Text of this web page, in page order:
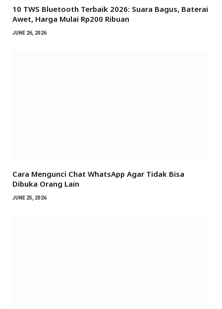
10 TWS Bluetooth Terbaik 2026: Suara Bagus, Baterai
Awet, Harga Mulai Rp200 Ribuan
JUNE 26, 2026
Cara Mengunci Chat WhatsApp Agar Tidak Bisa
Dibuka Orang Lain
JUNE 25, 2026